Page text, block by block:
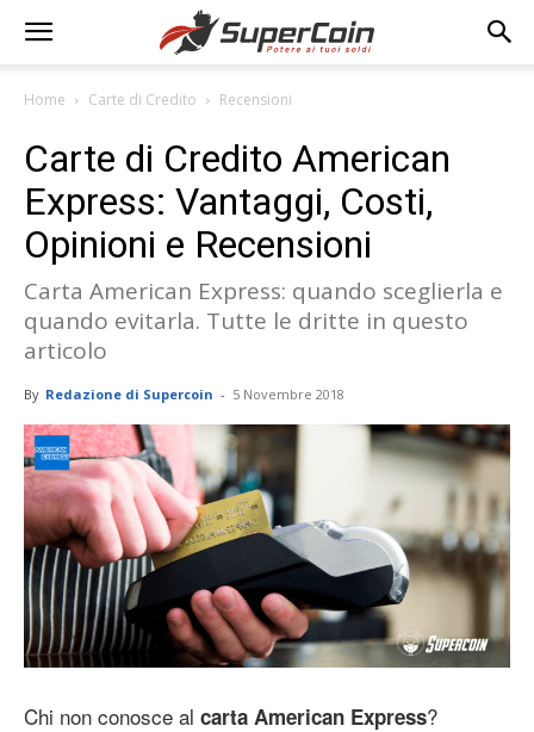
Home Carte di Credito Recensioni
Carte di Credito American
Express: Vantaggi, Costi,
Opinioni e Recensioni
Carta American Express: quando sceglierla e
quando evitarla. Tutte le dritte in questo
articolo
By Redazione di Supercoin - 5 Novembre 2018
Chi non conosce al carta American Express?